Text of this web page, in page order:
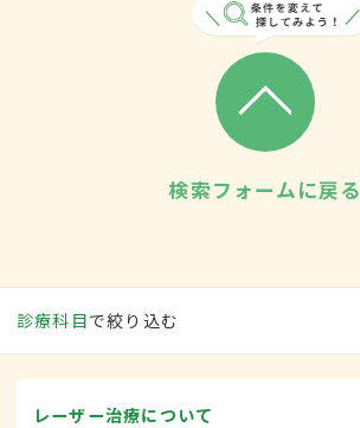
検索フォームに戻る
診療科目で絞り込む
レーザー治療について